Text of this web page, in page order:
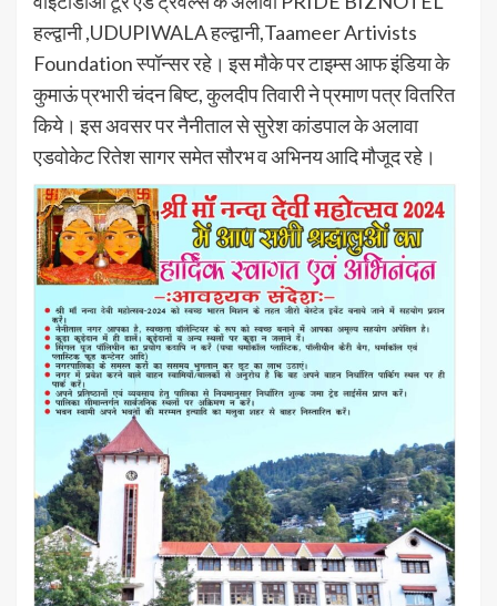
हल्द्वानी ,UDUPIWALA हल्द्वानी,Taameer Artivists
Foundation स्पॉन्सर रहे। इस मौके पर टाइम्स आफ इंडिया के
कुमाऊं प्रभारी चंदन बिष्ट, कुलदीप तिवारी ने प्रमाण पत्र वितरित
किये। इस अवसर पर नैनीताल से सुरेश कांडपाल के अलावा
एडवोकेट रितेश सागर समेत सौरभ व अभिनय आदि मौजूद रहे।